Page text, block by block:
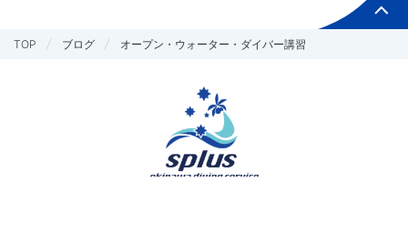
TOP ブログ オープン・ウォーター・ダイバー講習